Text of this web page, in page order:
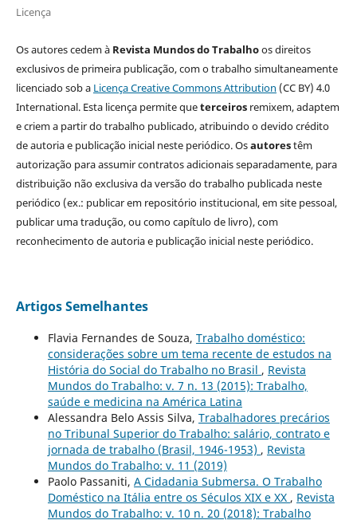
Licença
Os autores cedem à Revista Mundos do Trabalhoos direitos
exclusivos de primeira publicação, com o trabalho simultaneamente
licenciado sob a Licença Creative Commons Attribution (CC BY) 4.0
International. Esta licença permite queterceirosremixem, adaptem
e criem a partir do trabalho publicado, atribuindo o devido crédito
de autoria e publicação inicial neste periódico. Osautorestêm
autorização para assumir contratos adicionais separadamente, para
distribuição não exclusiva da versão do trabalho publicada neste
periódico (ex.: publicar em repositório institucional, em site pessoal,
publicar uma tradução, ou como capítulo de livro), com
reconhecimento de autoria e publicação inicial neste periódico.
Artigos Semelhantes
Flavia Fernandes de Souza, Trabalho doméstico:
considerações sobre um tema recente de estudos na
História do Social do Trabalho no Brasil , Revista
Mundos do Trabalho: v. 7 n. 13 (2015): Trabalho,
saúde e medicina na América Latina
Alessandra Belo Assis Silva, Trabalhadores precários
no Tribunal Superior do Trabalho: salário, contrato e
jornada de trabalho (Brasil, 1946-1953) , Revista
Mundos do Trabalho: v. 11 (2019)
Paolo Passaniti, A Cidadania Submersa. O Trabalho
Doméstico na Itália entre os Séculos XIX e XX , Revista
Mundos do Trabalho: v. 10 n. 20 (2018): Trabalho